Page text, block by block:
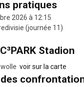
pratiques
2026 à 12:15
(journée 11)
Stadion
voir sur la carte